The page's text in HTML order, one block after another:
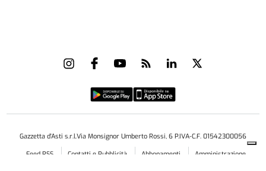
Gazzetta d'Asti s.r.l.Via Monsignor Umberto Rossi, 6 P.IVA-C.F. 01542300056
Feed RSS
Contatti e Pubblicità Abbonamenti
Amministrazione